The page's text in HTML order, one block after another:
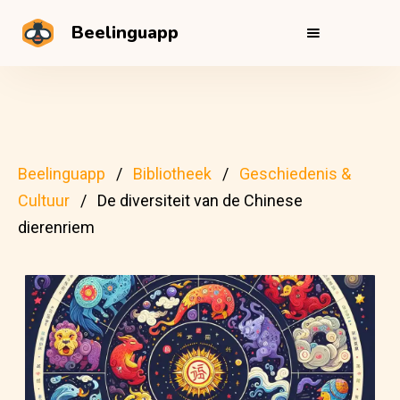
Beelinguapp
Beelinguapp Bibliotheek
Geschiedenis &
Cultuur
De diversiteit van de Chinese
dierenriem